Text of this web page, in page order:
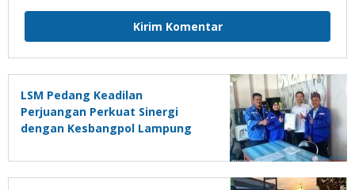
LSM Pedang Keadilan
Perjuangan Perkuat Sinergi
dengan Kesbangpol Lampung